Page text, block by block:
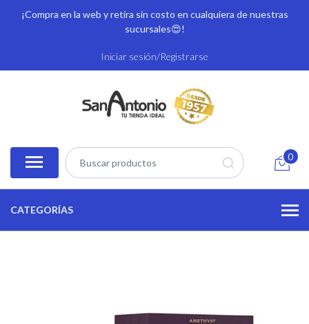
¡Compra en la web y retira sin costo en cualquiera de nuestras
sucursales😍!
Iniciar sesión/Registrarse
0
CATEGORÍAS